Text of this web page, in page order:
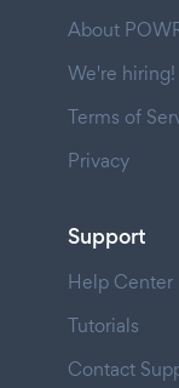
About
We're hiring!
Terms of
Privacy
Support
Help Center
Tutorials
Contact